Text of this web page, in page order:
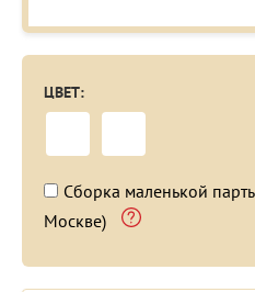
ЦВЕТ:
Сборка маленькой
Москве)